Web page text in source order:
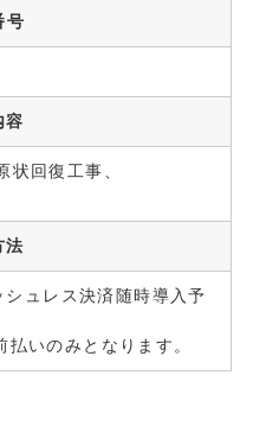
号
容
状回復工事、
法
ュレス決済随時導入予
いのみとなります。